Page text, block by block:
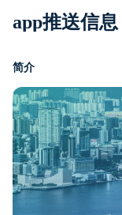
app推送信息
简介